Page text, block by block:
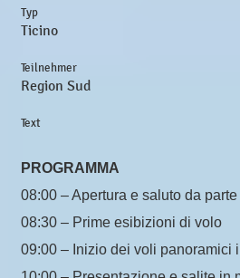
Typ
Ticino
Teilnehmer
Region Sud
Text
PROGRAMMA
08:00 – Apertura e saluto da
08:30 – Prime esibizioni di volo
09:00 – Inizio dei voli panoramici